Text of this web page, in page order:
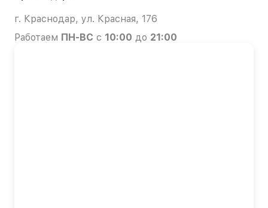
г. Краснодар, ул. Красная, 176
Работаем ПН-ВС с 10:00 до 21:00